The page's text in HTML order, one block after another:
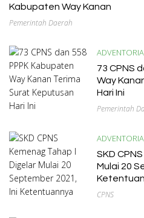
Kabupaten Way Kanan
Pemerintah Daerah
73 CPNS
Way
Hari Ini
Pemerintah
SKD
Mulai 20
CPNS